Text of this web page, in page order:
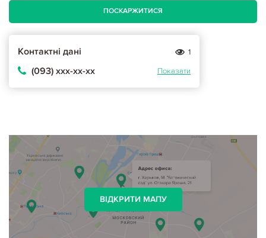
ПОСКАРЖИТИСЯ
Контактні дані 1
(093) ххх-хх-хх Показати
ВІДКРИТИ МАПУ